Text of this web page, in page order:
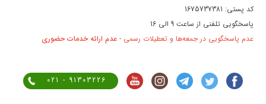
کد پستی: 1675737381
پاسخگویی تلفنی از ساعت 9 الی 16
عدم پاسخگویی در جمعه‌ها و تعطیلات رسمی -عدم ارائه خدمات حضوری
021 - 91303226